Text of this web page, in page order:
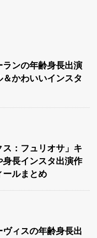
ランの年齢身長出演
かわいいインスタ
ス：フュリオサ」キ
身長インスタ出演作
ールまとめ
ヴィスの年齢身長出